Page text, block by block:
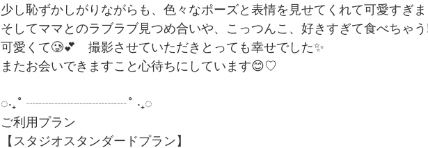
少し恥ずかしがりながらも、色々なポーズと表情を見せてくれて可愛すぎま
そしてママとのラブラブ見つめ合いや、こっつんこ、好きすぎて食べちゃ
可愛くて🥲💕　撮影させていただきとっても幸せでした✨
またお会いできますこと心待ちにしています😊♡
◌‧₊˚ ┈┈┈┈┈┈┈┈˚ ‧₊◌
ご利用プラン
【スタジオスタンダードプラン】